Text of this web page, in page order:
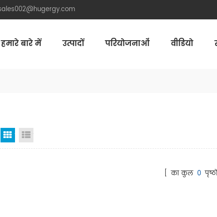
हमारे बारे में उत्पादों परियोजनाओं वीडियो
जाली देखना
[ का कुल 0